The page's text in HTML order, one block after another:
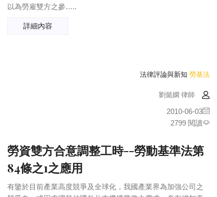
以為勞雇雙方之參…..
詳細內容
法律評論與新知 勞基法
劉懿嫻 律師
2010-06-03
2799 閱讀
勞資雙方合意調整工時--勞動基準法第
84條之1之應用
有鑒於目前產業高度競爭及全球化，我國產業界為加強公司之